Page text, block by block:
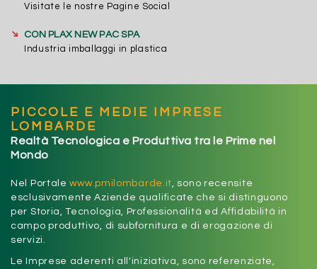
Visitate le nostre Pagine Social
➔
CON PLAX NEW PAC SPA
Industria imballaggi in plastica
PICCOLE E MEDIE IMPRESE
LOMBARDE
Realtà Tecnologica e Produttiva tra le Prime nel
Mondo
Nel Portalewww.pmilombarde.it, sono recensite
esclusivamente Aziende qualificate che si distinguono
per Storia, Tecnologia, Professionalità ed Affidabilità in
campo produttivo, di subfornitura e di erogazione di
servizi.
Le Imprese aderenti all'iniziativa, sono referenziate,